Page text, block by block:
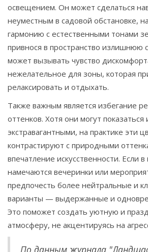
освещением. Он может сделаться
неуместным в садовой обстановке,
гармонию с естественными тонами
привнося в пространство излишнюю
может вызывать чувство
нежелательное для зоны, которая
релаксировать и отдыхать.
Также важным является избегание
оттенков. Хотя они могут
экстравагантными, на практике эти
контрастируют с природными
впечатление искусственности. Если
намечаются вечеринки или
предпочесть более нейтральные и
варианты — выдержанные и
Это поможет создать уютную и
атмосферу, не акцентируясь на